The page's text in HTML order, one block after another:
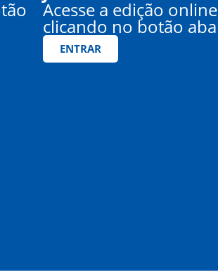
Acesse a edição online
clicando no botão
ENTRAR